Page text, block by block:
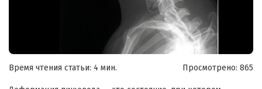
Время чтения статьи: 4 мин. Просмотрено: 865